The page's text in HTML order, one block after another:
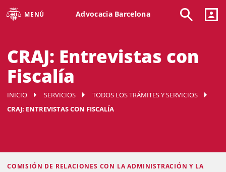
MENÚ Advocacia Barcelona
CRAJ: Entrevistas con
Fiscalía
INICIO SERVICIOS
TODOS LOS TRÁMITES Y SERVICIOS
CRAJ: ENTREVISTAS CON FISCALÍA
COMISIÓN DE RELACIONES CON LA ADMINISTRACIÓN Y LA